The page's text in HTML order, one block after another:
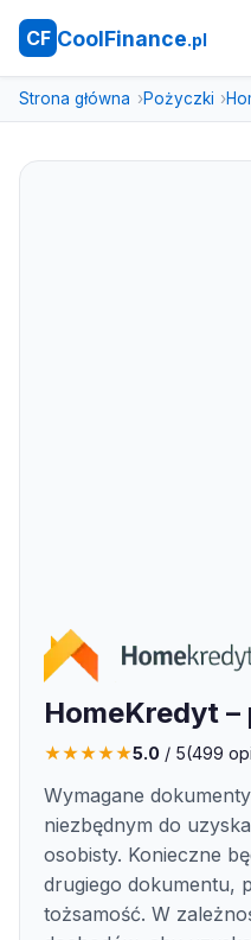
CF CoolFinance.pl
Strona główna Pożyczki
HomeKredyt
★★★★★5.0 / 5(499
Wymagane
niezbędnym do
osobisty. Konieczne
drugiego dokumentu,
tożsamość. W